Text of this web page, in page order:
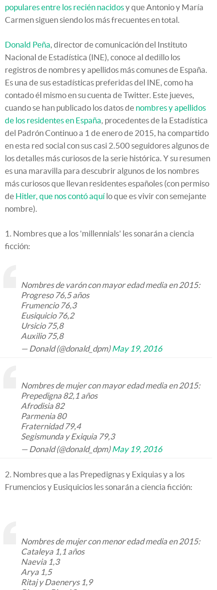
populares entre los recién nacidosy que Antonio y María
Carmen siguen siendo los más frecuentes en total.
Donald Peña, director de comunicación del Instituto
Nacional de Estadística (INE), conoce al dedillo los
registros de nombres y apellidos más comunes de España.
Es una de sus estadísticas preferidas del INE, como ha
contado él mismo en su cuenta de Twitter. Este jueves,
cuando se han publicado los datos de nombres y apellidos
de los residentes en España, procedentesde la Estadística
del Padrón Continuo a 1 de enero de 2015, ha compartido
en esta red social con sus casi 2.500 seguidores algunos de
los detalles más curiosos de la serie histórica. Y su resumen
es una maravilla para descubrir algunos de los nombres
más curiosos que llevan residentes españoles (con permiso
de Hitler, que nos contó aquílo que es vivir con semejante
nombre).
1. Nombres que a los 'millennials' les sonarán a ciencia
ficción:
Nombres de varón con mayor edad media en 2015:
Progreso 76,5 años
Frumencio 76,3
Eusiquicio 76,2
Ursicio 75,8
Auxilio 75,8
— Donald (@donald_dpm)May 19, 2016
Nombres de mujer con mayor edad media en 2015:
Prepedigna 82,1 años
Afrodisia 82
Parmenia 80
Fraternidad 79,4
Segismunda y Exiquia 79,3
— Donald (@donald_dpm)May 19, 2016
2. Nombres que a las Prepedignas y Exiquias y a los
Frumencios y Eusiquicios les sonarán a ciencia ficción:
Nombres de mujer con menor edad media en 2015:
Cataleya 1,1 años
Naevia 1,3
Arya 1,5
Ritaj y Daenerys 1,9